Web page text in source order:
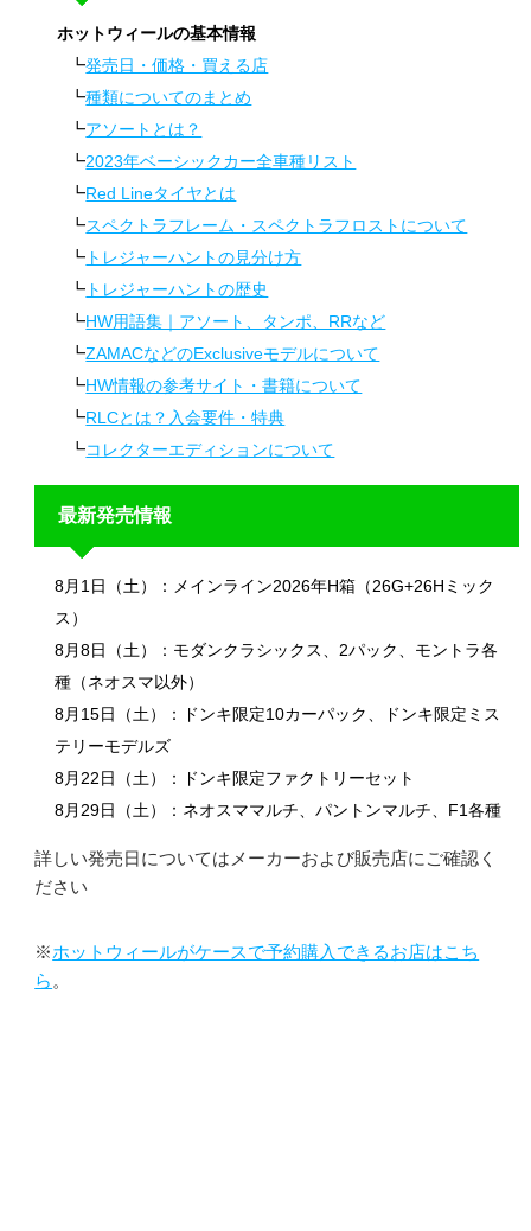
ホットウィールの基本情報
発売日・価格・買える店
種類についてのまとめ
アソートとは？
2023年ベーシックカー全車種リスト
Red Lineタイヤとは
スペクトラフレーム・スペクトラフロストについて
トレジャーハントの見分け方
トレジャーハントの歴史
HW用語集｜アソート、タンポ、RRなど
ZAMACなどのExclusiveモデルについて
HW情報の参考サイト・書籍について
RLCとは？入会要件・特典
コレクターエディションについて
最新発売情報
8月1日（土）：メインライン2026年H箱（26G+26Hミック
ス）
8月8日（土）：モダンクラシックス、2パック、モントラ各
種（ネオスマ以外）
8月15日（土）：ドンキ限定10カーパック、ドンキ限定ミス
テリーモデルズ
8月22日（土）：ドンキ限定ファクトリーセット
8月29日（土）：ネオスママルチ、パントンマルチ、F1各種
詳しい発売日についてはメーカーおよび販売店にご確認く
ださい
※ホットウィールがケースで予約購入できるお店はこち
ら 。